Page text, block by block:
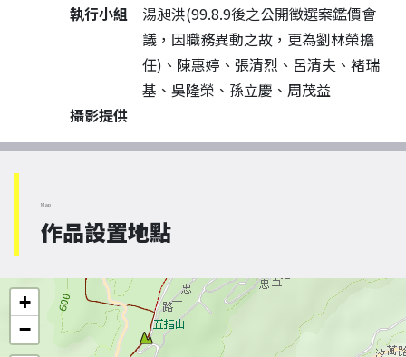
執行小組
湯昶洪(99.8.9後之公開徵選案鑑價會
議，因職務異動之故，更為劉林榮擔
任)、陳惠婷、張清烈、呂清夫、褚瑞
基、吳隆榮、孫立慶、周茂益
攝影提供
Map
作品設置地點
+
−